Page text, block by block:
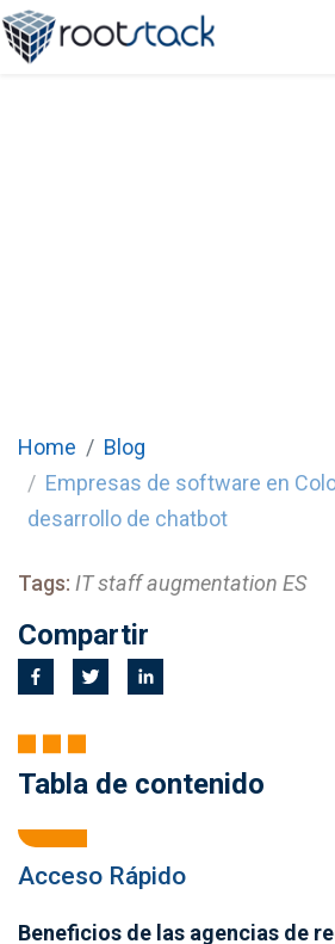
Home
Blog
Empresas de software en
desarrollo de chatbot
Tags: IT staff augmentation ES
Compartir
Tabla de contenido
Acceso Rápido
Beneficios de las agencias de